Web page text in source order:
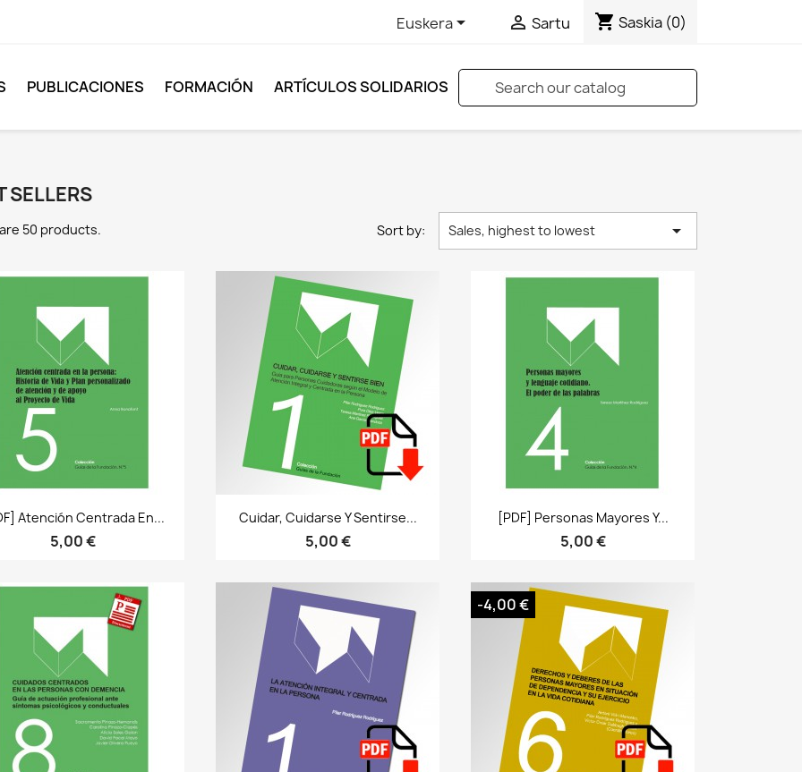
Euskera  Sartu shopping_cart Saskia (0)
PUBLICACIONES FORMACIÓN ARTÍCULOS SOLIDARIOS
SELLERS
50 products. Sort by: Sales, highest to lowest 
Bista azkarra
Atención Centrada En...
5,00 €
Bista azkarra
Cuidar, Cuidarse Y Sentirse...
5,00 €
Bista azkarra
[PDF] Personas Mayores Y...
5,00 €
-4,00 €